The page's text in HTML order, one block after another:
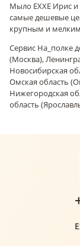
Мыло EXXE Ирис
самые дешевые
крупным и
Сервис На_полке
(Москва),
Новосибирская
Омская область
Нижегородская
область